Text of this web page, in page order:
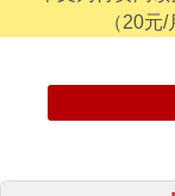
（20元